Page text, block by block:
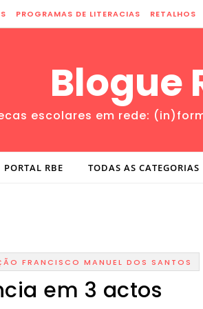
PROGRAMAS DE LITERACIAS RETALHOS
Blogue
escolares em rede:
PORTAL RBE TODAS AS CATEGORIAS
FRANCISCO MANUEL DOS SANTOS
em 3 actos